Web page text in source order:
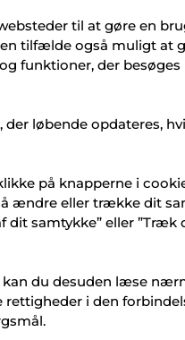
og Åbent Hus i
Vejle Micro Living
Meter ApS må
om TERMINALEN.
Samtykket er frivilligt
os.
når du tilmelder dig
til at gøre en
tilfælde også muligt at
funktioner, der besøges
løbende opdateres,
på knapperne i
ændre eller trække dit
samtykke” eller ”Træk
kan du desuden læse
rettigheder i den